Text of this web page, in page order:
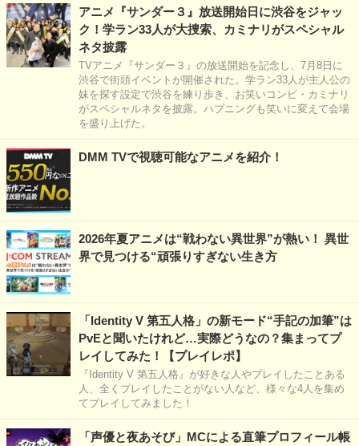
アニメ『サンダー３』放送開始日に渋谷をジャッ
ク！学ラン33人が大捜索、カミナリがスペシャル
ネタ披露
TVアニメ『サンダー３』の放送開始を記念し、7月8日に
渋谷で街頭イベントが開催された。学ラン33人が主人公の
妹を探す設定で渋谷を練り歩き、お笑いコンビ・カミナリ
がスペシャルネタを披露。ハプニングも笑いに変えて会場
を盛り上げた。
DMM TVで視聴可能なアニメを紹介！
2026年夏アニメは“戦わない異世界”が熱い！ 異世
界で見つける“頑張りすぎない生き方
「Identity V 第五人格」の新モード“手記の加筆”は
PvEと聞いたけれど…実際どうなの？集まってプ
レイしてみた！【プレイレポ】
『Identity V 第五人格』が好きな人やプレイしたことある
人、全くプレイしたことがない人など、様々な4人を集め
てプレイしてみました！
「声優と夜あそび」MCによる直筆プロフィール帳